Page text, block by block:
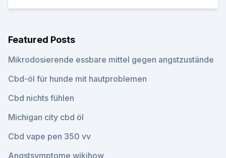
Featured Posts
Mikrodosierende essbare mittel gegen angstzustände
Cbd-öl für hunde mit hautproblemen
Cbd nichts fühlen
Michigan city cbd öl
Cbd vape pen 350 vv
Angstsymptome wikihow